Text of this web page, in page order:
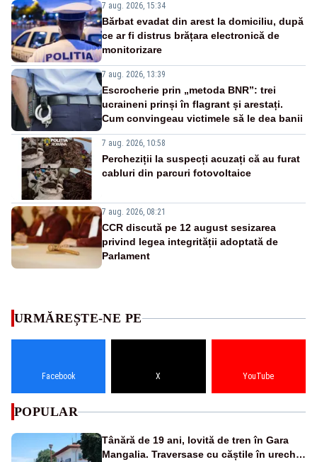
7 aug. 2026, 15:34
Bărbat evadat din arest la domiciliu, după
ce ar fi distrus brățara electronică de
monitorizare
7 aug. 2026, 13:39
Escrocherie prin „metoda BNR”: trei
ucraineni prinși în flagrant și arestați.
Cum convingeau victimele să le dea banii
7 aug. 2026, 10:58
Percheziții la suspecți acuzați că au furat
cabluri din parcuri fotovoltaice
7 aug. 2026, 08:21
CCR discută pe 12 august sesizarea
privind legea integrității adoptată de
Parlament
URMĂREȘTE-NE PE
Facebook X YouTube
POPULAR
Tânără de 19 ani, lovită de tren în Gara
Mangalia. Traversase cu căștile în urechi